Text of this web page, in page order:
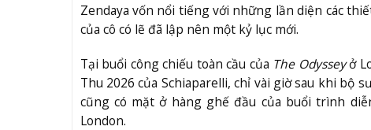
Zendaya vốn nổi tiếng với những lần diện các
của cô có lẽ đã lập nên một kỷ lục mới.
Tại buổi công chiếu toàn cầu của The Odysseyở
Thu 2026 của Schiaparelli, chỉ vài giờ sau khi bộ
cũng có mặt ở hàng ghế đầu của buổi trình
London.